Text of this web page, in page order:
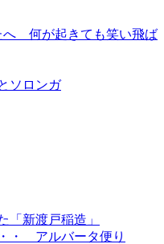
へ 何が起きても笑い飛ば
ソロンガ
「新渡戸稲造」
・ アルバータ便り